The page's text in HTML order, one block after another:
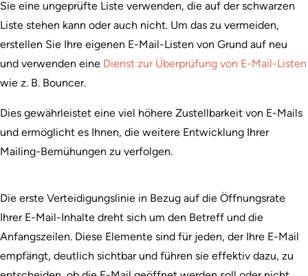
Sie eine ungeprüfte Liste verwenden, die auf der schwarzen
Liste stehen kann oder auch nicht. Um das zu vermeiden,
erstellen Sie Ihre eigenen E-Mail-Listen von Grund auf neu
und verwenden eine Dienst zur Überprüfung von E-Mail-Listen
wie z. B. Bouncer.
Dies gewährleistet eine viel höhere Zustellbarkeit von E-Mails
und ermöglicht es Ihnen, die weitere Entwicklung Ihrer
Mailing-Bemühungen zu verfolgen.
Die erste Verteidigungslinie in Bezug auf die Öffnungsrate
Ihrer E-Mail-Inhalte dreht sich um den Betreff und die
Anfangszeilen. Diese Elemente sind für jeden, der Ihre E-Mail
empfängt, deutlich sichtbar und führen sie effektiv dazu, zu